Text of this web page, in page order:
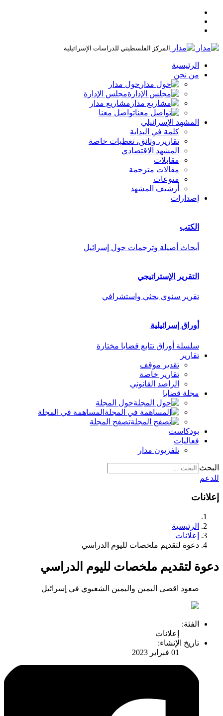
المركز الفلسطيني للدراسات الإسرائيلية
الرئيسية
من نحن
حول مدار
مجلس الإدارة
مشاريع مدار
تواصل معنا
المشهد الإسرائيلي
كلمة في البداية
تقارير، وثائق، تغطيات خاصة
المشهد الاقتصادي
مقابلات
مقالات مترجمة
منوعات
أرشيف المشهد
إصدارات
الكتب
أبحاث أصيلة وترجمات حول إسرائيل
التقرير الإستراتيجي
تقرير سنوي بحثي واستشرافي
أوراق إسرائيلية
سلسلة أوراق تتابع قضايا مختارة
تقارير
تقدير موقف
تقارير خاصة
الراصد القانوني
مجلة قضايا
حول المجلة
المساهمة في المجلة
تصفح المجلة
بودكاست
فعاليات
تلفزيون مدار
البحث
للدعم
إعلانات
الرئيسية
إعلانات
دعوة لتقديم ملخصات لليوم الدراسي
دعوة لتقديم ملخصات لليوم الدراسي
صعود اقصى اليمين واليمين الشعبوي في إسرائيل
الفئة:
إعلانات
تاريخ الإنشاء:
01 فبراير 2023